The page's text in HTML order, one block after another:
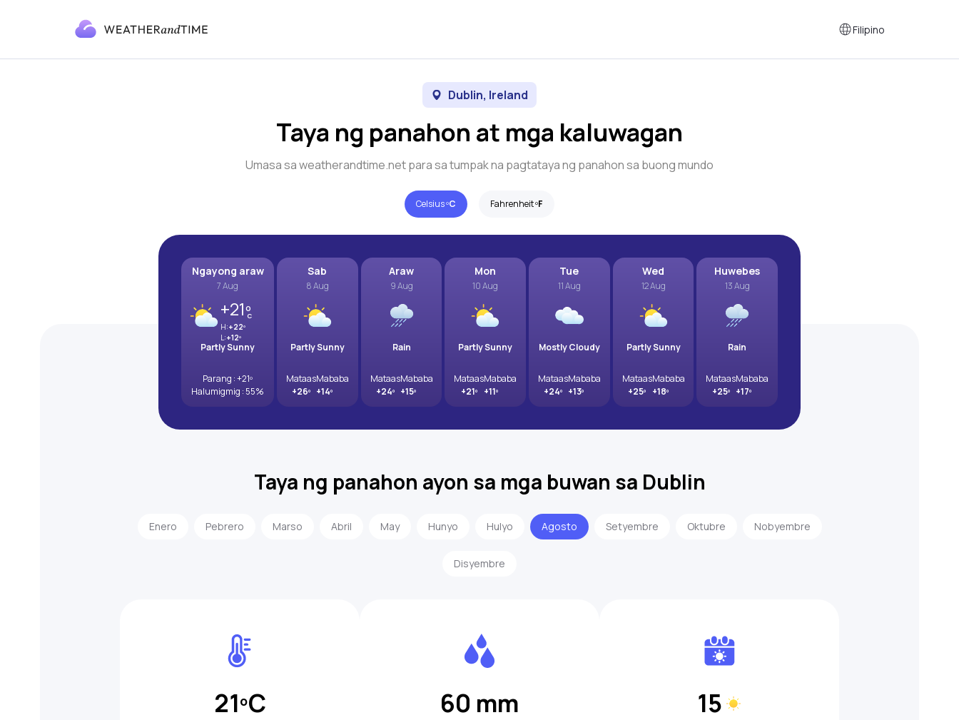
Filipino
Dublin, Ireland
Taya ng panahon at mga kaluwagan
Umasa sa weatherandtime.net para sa tumpak na pagtataya ng panahon sa buong mundo
Celsius ºC Fahrenheit ºF
Ngayong araw
7 Aug
Partly Sunny
+21º
C
H:+22º
L:+12º
Parang : +21º
Halumigmig : 55%
Sab
8 Aug
Partly Sunny
Mataas
+26º
Mababa
+14º
Araw
9 Aug
Rain
Mataas
+24º
Mababa
+15º
Mon
10 Aug
Partly Sunny
Mataas
+21º
Mababa
+11º
Tue
11 Aug
Mostly Cloudy
Mataas
+24º
Mababa
+13º
Wed
12 Aug
Partly Sunny
Mataas
+25º
Mababa
+18º
Huwebes
13 Aug
Rain
Mataas
+25º
Mababa
+17º
Taya ng panahon ayon sa mga buwan sa Dublin
Enero Pebrero Marso Abril May Hunyo Hulyo Agosto Setyembre Oktubre Nobyembre
Disyembre
21ºC 60 mm 15